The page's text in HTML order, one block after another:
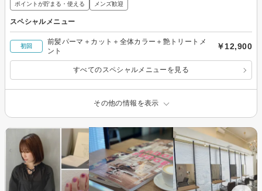
ポイントが貯まる・使える メンズ歓迎
スペシャルメニュー
初回
前髪パーマ＋カット＋全体カラー＋艶トリートメ
ント
￥12,900
すべてのスペシャルメニューを見る
その他の情報を表示